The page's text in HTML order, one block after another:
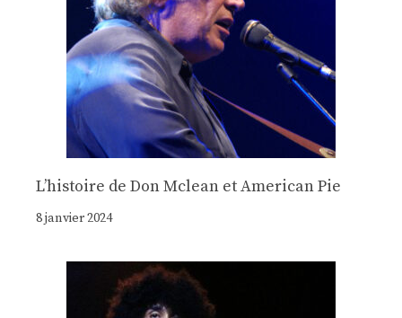
Lʼhistoire de Don Mclean et American Pie
8 janvier 2024